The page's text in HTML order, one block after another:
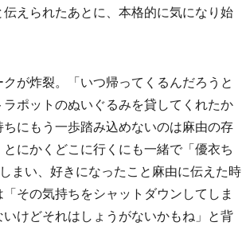
えられたあとに、本格的に気になり始
が炸裂。「いつ帰ってくるんだろうと
ポットのぬいぐるみを貸してくれたか
にもう一歩踏み込めないのは麻由の存
にかくどこに行くにも一緒で「優衣ち
まい、好きになったこと麻由に伝えた時
その気持ちをシャットダウンしてしま
けどそれはしょうがないかもね」と背